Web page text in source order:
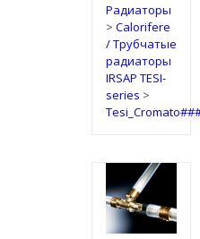
Радиаторы
> Calorifere
/ Трубчатые
радиаторы
IRSAP TESI-
series >